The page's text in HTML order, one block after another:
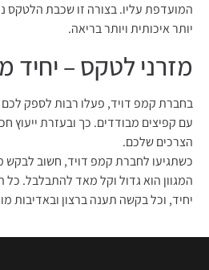
המועדפת עליו. בצורה זו שכבת הלטקס
יותר איכותית ויותר בריאה.
מזרני לטקס – יחיד
בחברת קמפ דויד, פעלו רבות לספק לכם
עם קפיצים מבודדים. כך ובעזרת
הצרכים שלכם.
כשתגיעו לחברת קמפ דויד, חשוב
יחיד, וכל בקשה תענה ברצון ובאדיבות